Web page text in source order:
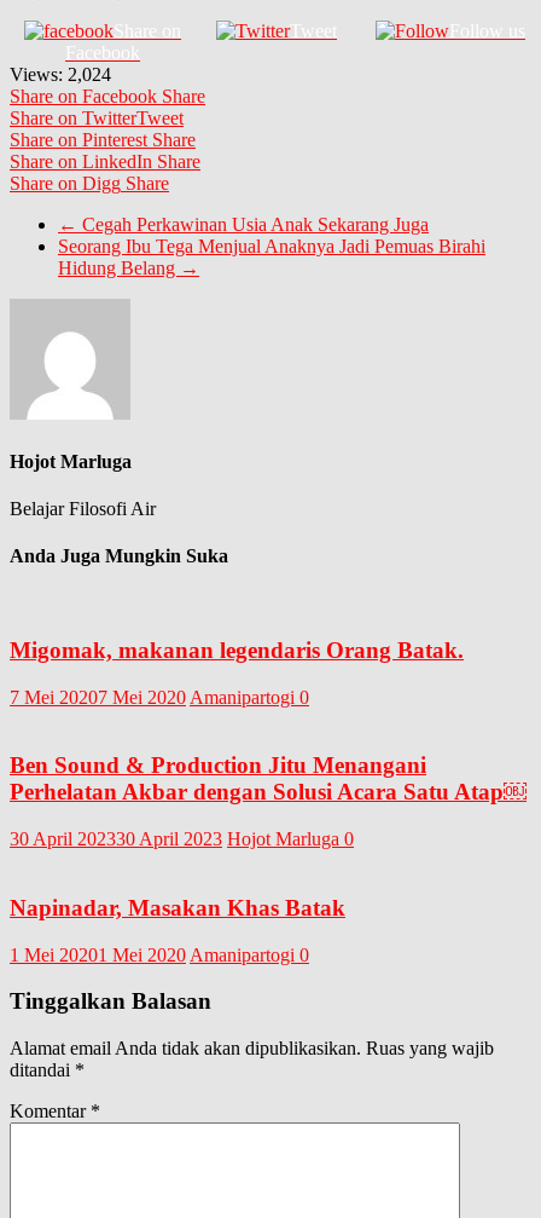
Share on
Facebook
Tweet Follow us
Views: 2,024
Share on Facebook Share
Share on TwitterTweet
Share on Pinterest Share
Share on LinkedIn Share
Share on Digg Share
← Cegah Perkawinan Usia Anak Sekarang Juga
Seorang Ibu Tega Menjual Anaknya Jadi Pemuas Birahi
Hidung Belang →
Hojot Marluga
Belajar Filosofi Air
Anda Juga Mungkin Suka
Migomak, makanan legendaris Orang Batak.
7 Mei 20207 Mei 2020 Amanipartogi 0
Ben Sound & Production Jitu Menangani
Perhelatan Akbar dengan Solusi Acara Satu Atap￼
30 April 202330 April 2023 Hojot Marluga 0
Napinadar, Masakan Khas Batak
1 Mei 20201 Mei 2020 Amanipartogi 0
Tinggalkan Balasan
Alamat email Anda tidak akan dipublikasikan. Ruas yang wajib
ditandai *
Komentar *